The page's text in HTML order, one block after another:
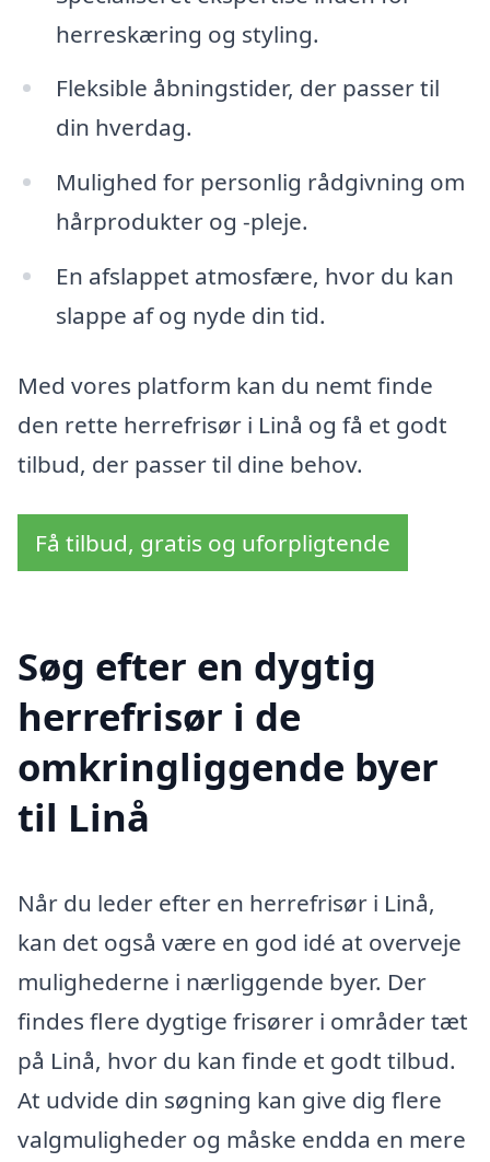
herreskæring og styling.
Fleksible åbningstider, der passer til
din hverdag.
Mulighed for personlig rådgivning om
hårprodukter og -pleje.
En afslappet atmosfære, hvor du kan
slappe af og nyde din tid.
Med vores platform kan du nemt finde
den rette herrefrisør i Linå og få et godt
tilbud, der passer til dine behov.
Få tilbud, gratis og uforpligtende
Søg efter en dygtig
herrefrisør i de
omkringliggende byer
til Linå
Når du leder efter en herrefrisør i Linå,
kan det også være en god idé at overveje
mulighederne i nærliggende byer. Der
findes flere dygtige frisører i områder tæt
på Linå, hvor du kan finde et godt tilbud.
At udvide din søgning kan give dig flere
valgmuligheder og måske endda en mere